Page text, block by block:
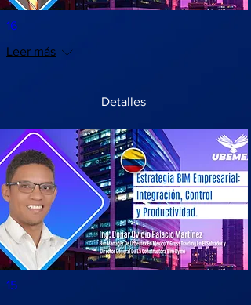
16
Leer más
Detalles
15